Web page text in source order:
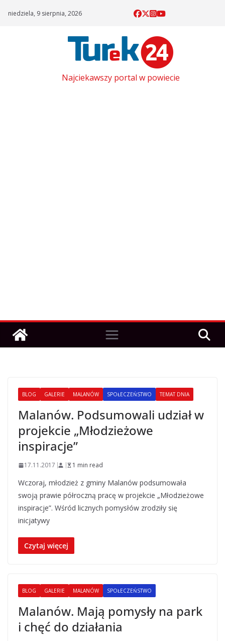
niedziela, 9 sierpnia, 2026
Najciekawszy portal w powiecie
BLOG GALERIE MALANÓW SPOŁECZEŃSTWO TEMAT DNIA
Malanów. Podsumowali udział w
projekcie „Młodzieżowe
inspiracje”
17.11.2017 1 min read
Wczoraj, młodzież z gminy Malanów podsumowała
swoją prawie półroczną pracę w projekcie „Młodzieżowe
inspiracje”. Wśród licznych pomysłów zrodziły się
inicjatywy
Czytaj więcej
BLOG GALERIE MALANÓW SPOŁECZEŃSTWO
Malanów. Mają pomysły na park
i chęć do działania